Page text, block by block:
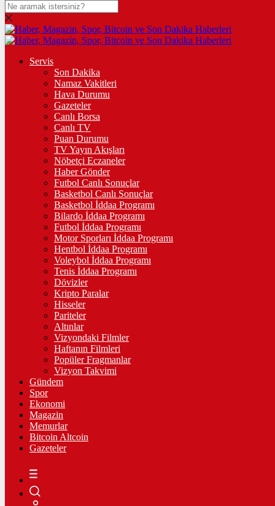
DOLAR
47,6948$% 0.04
% -0.12
STERLİN
% 0
GRAM ALTIN
%0,03
ÇEYREK ALTIN
10.656,00%0,22
TAM ALTIN
42.440,00%0,21
%-0,17
%0,70
฿%-0.6
LİTECOİN
2171.13Ł%0.7
ETHEREUM
90835 Ξ%-0.5
RİPPLE
49.27
%-3.3
Servis
Son Dakika
Namaz Vakitleri
Hava Durumu
Gazeteler
Canlı Borsa
Canlı TV
Puan Durumu
TV Yayın Akışları
Nöbetçi Eczaneler
Haber Gönder
Futbol Canlı Sonuçlar
Basketbol Canlı Sonuçlar
Basketbol İddaa Programı
Bilardo İddaa Programı
Futbol İddaa Programı
Motor Sporları İddaa Programı
Hentbol İddaa Programı
Voleybol İddaa Programı
Tenis İddaa Programı
Dövizler
Kripto Paralar
Hisseler
Pariteler
Altınlar
Vizyondaki Filmler
Haftanın Filmleri
Popüler Fragmanlar
Vizyon Takvimi
Gündem
Spor
Ekonomi
Magazin
Memurlar
Bitcoin Altcoin
Gazeteler